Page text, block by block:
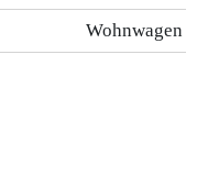
Wohnwagen